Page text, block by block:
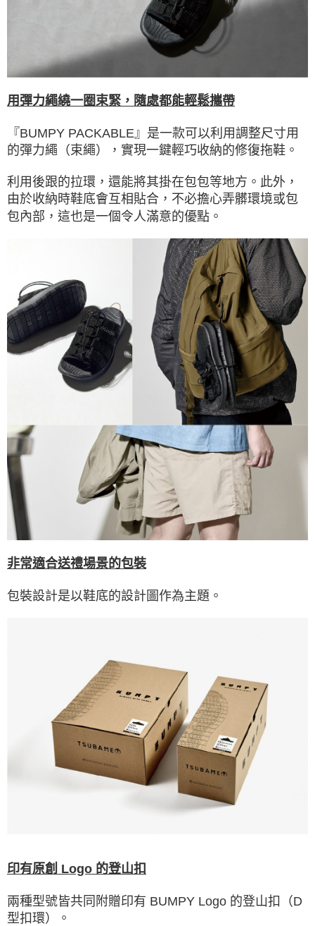
用彈力繩繞一圈束緊，隨處都能輕鬆攜帶
『BUMPY PACKABLE』是一款可以利用調整尺寸用
的彈力繩（束繩），實現一鍵輕巧收納的修復拖鞋。
利用後跟的拉環，還能將其掛在包包等地方。此外，
由於收納時鞋底會互相貼合，不必擔心弄髒環境或包
包內部，這也是一個令人滿意的優點。
非常適合送禮場景的包裝
包裝設計是以鞋底的設計圖作為主題。
印有原創 Logo 的登山扣
兩種型號皆共同附贈印有 BUMPY Logo 的登山扣（D
型扣環）。